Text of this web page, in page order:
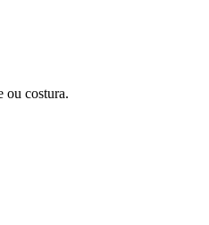
ou costura.